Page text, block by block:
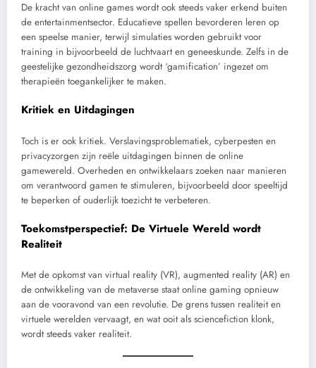
De kracht van online games wordt ook steeds vaker erkend buiten
de entertainmentsector. Educatieve spellen bevorderen leren op
een speelse manier, terwijl simulaties worden gebruikt voor
training in bijvoorbeeld de luchtvaart en geneeskunde. Zelfs in de
geestelijke gezondheidszorg wordt ‘gamification’ ingezet om
therapieën toegankelijker te maken.
Kritiek en Uitdagingen
Toch is er ook kritiek. Verslavingsproblematiek, cyberpesten en
privacyzorgen zijn reële uitdagingen binnen de online
gamewereld. Overheden en ontwikkelaars zoeken naar manieren
om verantwoord gamen te stimuleren, bijvoorbeeld door speeltijd
te beperken of ouderlijk toezicht te verbeteren.
Toekomstperspectief: De Virtuele Wereld wordt
Realiteit
Met de opkomst van virtual reality (VR), augmented reality (AR) en
de ontwikkeling van de metaverse staat online gaming opnieuw
aan de vooravond van een revolutie. De grens tussen realiteit en
virtuele werelden vervaagt, en wat ooit als sciencefiction klonk,
wordt steeds vaker realiteit.